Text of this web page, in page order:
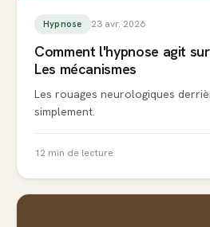
Hypnose 23 avr. 2026
Comment l'hypnose agit
Les mécanismes
Les rouages neurologiques
simplement.
12 min de lecture